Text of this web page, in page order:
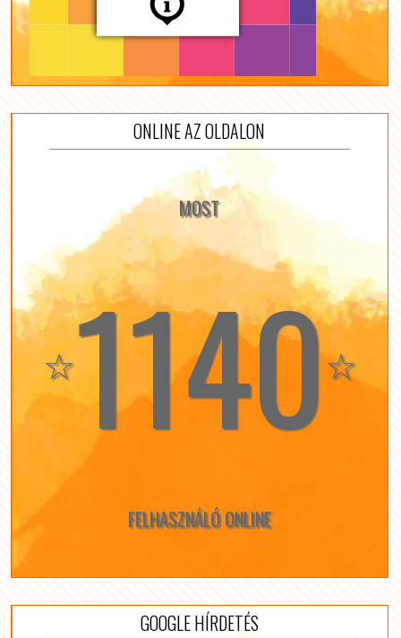
ONLINE AZ OLDALON
MOST
☆1140☆
FELHASZNÁLÓ ONLINE
GOOGLE HÍRDETÉS